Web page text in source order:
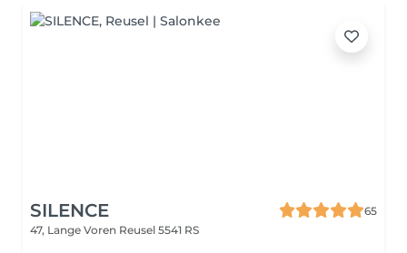
SILENCE
65
47, Lange Voren Reusel 5541 RS